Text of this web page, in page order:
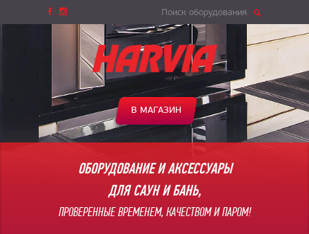
Поиск оборудования
В МАГАЗИН
ОБОРУДОВАНИЕ И АКСЕССУАРЫ
ДЛЯ САУН И БАНЬ,
ПРОВЕРЕННЫЕ ВРЕМЕНЕМ, КАЧЕСТВОМ И ПАРОМ!